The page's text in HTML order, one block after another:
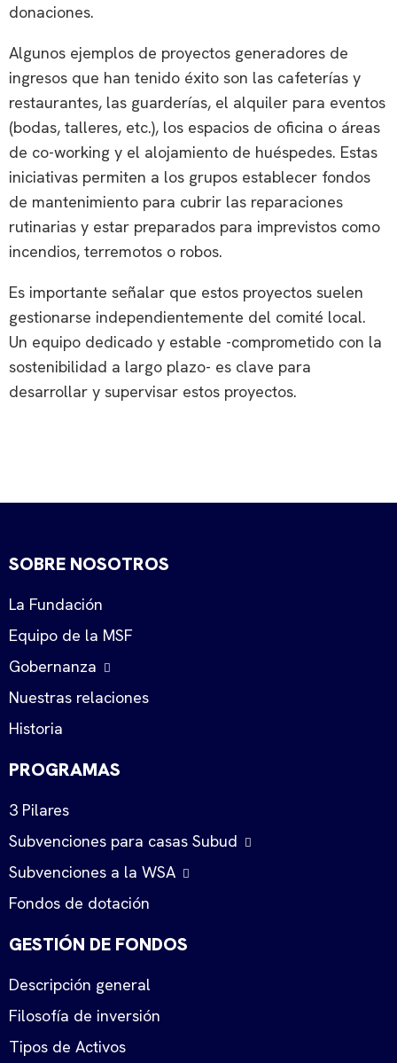
donaciones.
Algunos ejemplos de proyectos generadores de
ingresos que han tenido éxito son las cafeterías y
restaurantes, las guarderías, el alquiler para eventos
(bodas, talleres, etc.), los espacios de oficina o áreas
de co-working y el alojamiento de huéspedes. Estas
iniciativas permiten a los grupos establecer fondos
de mantenimiento para cubrir las reparaciones
rutinarias y estar preparados para imprevistos como
incendios, terremotos o robos.
Es importante señalar que estos proyectos suelen
gestionarse independientemente del comité local.
Un equipo dedicado y estable -comprometido con la
sostenibilidad a largo plazo- es clave para
desarrollar y supervisar estos proyectos.
SOBRE NOSOTROS
La Fundación
Equipo de la MSF
Gobernanza
Nuestras relaciones
Historia
PROGRAMAS
3 Pilares
Subvenciones para casas Subud
Subvenciones a la WSA
Fondos de dotación
GESTIÓN DE FONDOS
Descripción general
Filosofía de inversión
Tipos de Activos